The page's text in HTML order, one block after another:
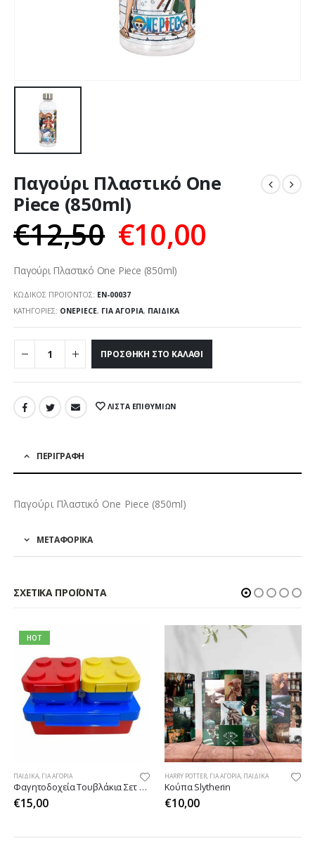
Παγούρι Πλαστικό One
Piece (850ml)
€12,50 €10,00
Παγούρι Πλαστικό One Piece (850ml)
ΚΩΔΙΚΌΣ ΠΡΟΪΌΝΤΟΣ: ΕΝ-00037
ΚΑΤΗΓΟΡΊΕΣ: ONEPIECE, ΓΙΑ ΑΓΌΡΙΑ, ΠΑΙΔΙΚΆ
ΠΡΟΣΘΉΚΗ ΣΤΟ ΚΑΛΆΘΙ
ΛΊΣΤΑ ΕΠΙΘΥΜΙΏΝ
ΠΕΡΙΓΡΑΦΉ
Παγούρι Πλαστικό One Piece (850ml)
ΜΕΤΑΦΟΡΙΚΑ
ΣΧΕΤΙΚΆ ΠΡΟΪΌΝΤΑ
HOT
ΠΑΙΔΙΚΆ, ΓΙΑ ΑΓΌΡΙΑ
Φαγητοδοχεία Τουβλάκια Σετ 3 τμχ
€15,00
HARRY POTTER, ΓΙΑ ΑΓΌΡΙΑ, ΠΑΙΔΙΚΆ
Κούπα Slytherin
€10,00